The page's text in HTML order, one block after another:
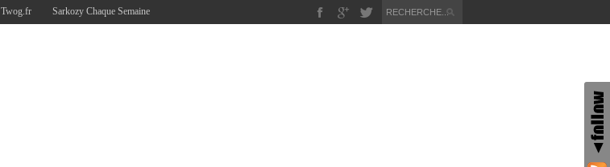
Twog.fr Sarkozy Chaque Semaine